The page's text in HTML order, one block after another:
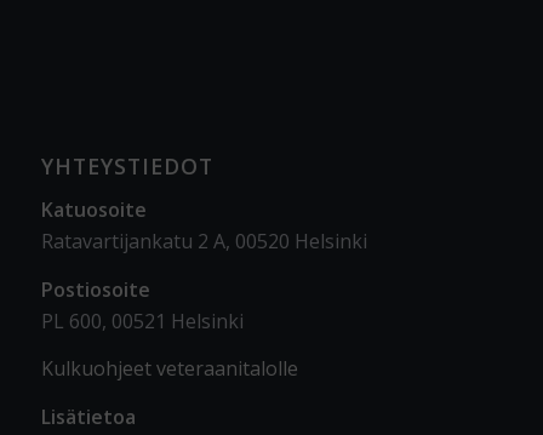
YHTEYSTIEDOT
Katuosoite
Ratavartijankatu 2 A, 00520 Helsinki
Postiosoite
PL 600, 00521 Helsinki
Kulkuohjeet veteraanitalolle
Lisätietoa